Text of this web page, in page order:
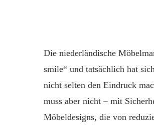
Die niederländische
smile“ und tatsächlich hat
nicht selten den Eindruck
muss aber nicht – mit
Möbeldesigns, die von